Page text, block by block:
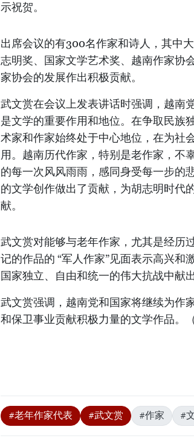
示祝贺。
出席会议的有300名作家和诗人，其中
志明奖、国家文学艺术奖、越南作家协
家协会的发展作出积极贡献。
武文赏在会议上发表讲话时强调，越南
是文学的重要作用和地位。在争取民族
术家和作家始终处于中心地位，在为社
用。越南历代作家，特别是老作家，不
的每一次风风雨雨，感同身受每一步的
的文学创作做出了贡献，为胡志明时代
献。
武文赏对能够与老年作家，尤其是经历
记的作品的 “军人作家”见面表示高兴和
国家独立、自由和统一的伟大抗战中献
武文赏强调，越南党和国家将继续为作
和保卫事业贡献积极力量的文学作品。（
#老年作家代表 #武文赏 #作家 #